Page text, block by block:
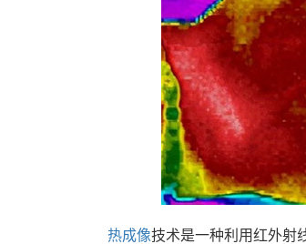
热成像技术是一种利用红外射